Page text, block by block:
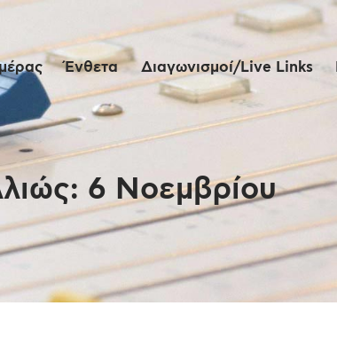
Ένθετα Διαγωνισμοί/Live Links
6 Νοεμβρίου
Live